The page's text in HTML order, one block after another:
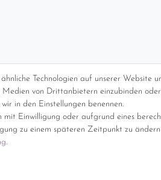
Technologien auf unserer Website
Medien von Drittanbietern einzubinden
in den Einstellungen benennen.
Einwilligung oder aufgrund eines
zu einem späteren Zeitpunkt zu
.